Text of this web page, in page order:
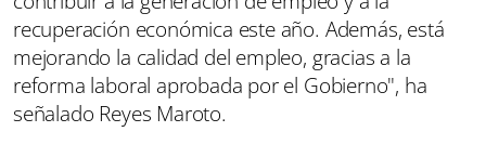
recuperación económica este año. Además, está
mejorando la calidad del empleo, gracias a la
reforma laboral aprobada por el Gobierno", ha
señalado Reyes Maroto.